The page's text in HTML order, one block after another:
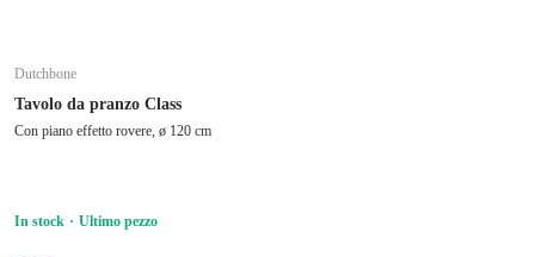
Dutchbone
Tavolo da pranzo Class
Con piano effetto rovere, ø 120 cm
In stock Ultimo pezzo